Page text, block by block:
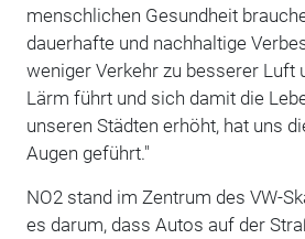
menschlichen Gesundheit
dauerhafte und nachhaltige
weniger Verkehr zu besserer Luft
Lärm führt und sich damit die
unseren Städten erhöht, hat uns
Augen geführt."
NO2 stand im Zentrum des VW-
es darum, dass Autos auf der